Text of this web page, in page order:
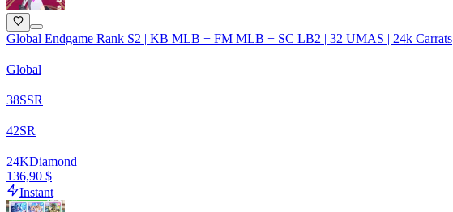
Global Endgame Rank S2 | KB MLB + FM MLB + SC LB2 | 32 UMAS | 24k Carrats
Global
38SSR
42SR
24KDiamond
136,90 $
Instant